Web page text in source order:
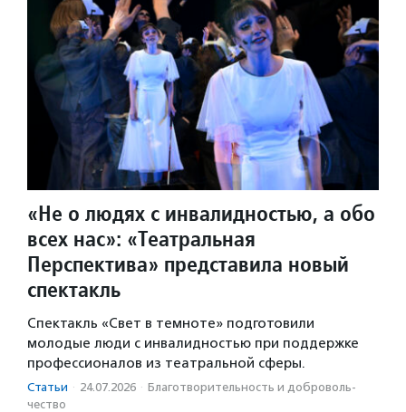
«Не о людях с инвалидностью, а обо
всех нас»: «Театральная
Перспектива» представила новый
спектакль
Спектакль «Свет в темноте» подготовили
молодые люди с инвалидностью при поддержке
профессионалов из театральной сферы.
Статьи · 24.07.2026 · Благотвори­тель­ность и доброволь­
чест­во